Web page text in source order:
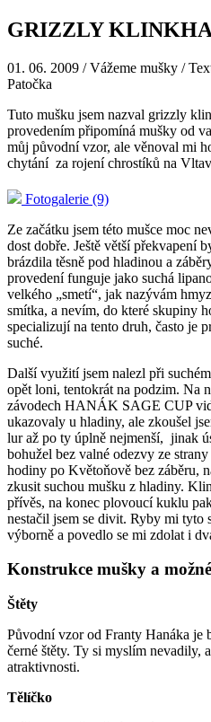
GRIZZLY
01. 06. 2009 / Vážeme mušky /
Patočka
Tuto mušku jsem nazval grizzly
provedením připomíná mušky od
můj původní vzor, ale věnoval mi
chytání za rojení chrostíků na
Fotogalerie (9)
Ze začátku jsem této mušce moc
dost dobře. Ještě větší překvapení
brázdila těsně pod hladinou a
provedení funguje jako suchá
velkého „smetí“, jak nazývám
smítka, a nevím, do které skupiny
specializují na tento druh, často je
suché.
Další využití jsem nalezl při
opět loni, tentokrát na podzim. Na
závodech HANÁK SAGE CUP
ukazovaly u hladiny, ale zkoušel
lur až po ty úplně nejmenší, jinak
bohužel bez valné odezvy ze
hodiny po Květoňově bez záběru,
zkusit suchou mušku z hladiny.
přívěs, na konec plovoucí kuklu
nestačil jsem se divit. Ryby mi tyto
výborně a povedlo se mi zdolat i
Konstrukce mušky a
Štěty
Původní vzor od Franty Hanáka je
černé štěty. Ty si myslím nevadily,
atraktivnosti.
Tělíčko